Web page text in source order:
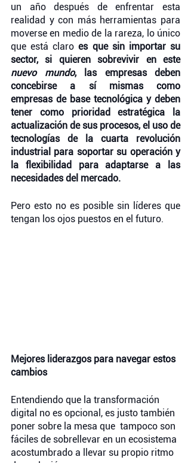
un año después de enfrentar esta
realidad y con más herramientas para
moverse en medio de la rareza, lo único
que está claro es que sin importar su
sector, si quieren sobrevivir en este
nuevo mundo, las empresas deben
concebirse a sí mismas como
empresas de base tecnológica y deben
tener como prioridad estratégica la
actualización de sus procesos, el uso de
tecnologías de la cuarta revolución
industrial para soportar su operación y
la flexibilidad para adaptarse a las
necesidades del mercado.
Pero esto no es posible sin líderes que
tengan los ojos puestos en el futuro.
Mejores liderazgos para navegar estos
cambios
Entendiendo que la transformación
digital no es opcional, es justo también
poner sobre la mesa que  tampoco son
fáciles de sobrellevar en un ecosistema
acostumbrado a llevar su propio ritmo